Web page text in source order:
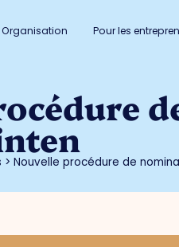
Organisation Pour les
>Nouvelle procédure de